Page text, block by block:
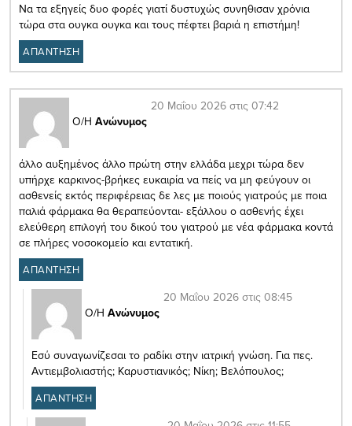
Να τα εξηγείς δυο φορές γιατί δυστυχώς συνηθισαν χρόνια
τώρα στα ουγκα ουγκα και τους πέφτει βαριά η επιστήμη!
ΑΠΑΝΤΗΣΗ
Ο/Η Ανώνυμος
20 Μαΐου 2026 στις 07:42
άλλο αυξημένος άλλο πρώτη στην ελλάδα μεχρι τώρα δεν
υπήρχε καρκινος-βρήκες ευκαιρία να πείς να μη φεύγουν οι
ασθενείς εκτός περιφέρειας δε λες με ποιούς γιατρούς με ποια
παλιά φάρμακα θα θεραπεύονται- εξάλλου ο ασθενής έχει
ελεύθερη επιλογή του δικού του γιατρού με νέα φάρμακα κοντά
σε πλήρες νοσοκομείο και εντατική.
ΑΠΑΝΤΗΣΗ
Ο/Η Ανώνυμος
20 Μαΐου 2026 στις 08:45
Eσύ συναγωνίζεσαι το ραδίκι στην ιατρική γνώση. Για πες.
Αντιεμβολιαστής; Καρυστιανικός; Νίκη; Βελόπουλος;
ΑΠΑΝΤΗΣΗ